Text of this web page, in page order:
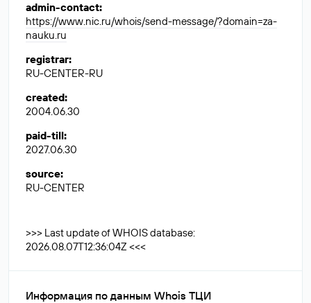
admin-contact:
https://www.nic.ru/whois/send-message/?domain=za-
nauku.ru
registrar:
RU-CENTER-RU
created:
2004.06.30
paid-till:
2027.06.30
source:
RU-CENTER
>>> Last update of WHOIS database:
2026.08.07T12:36:04Z <<<
Информация по данным Whois ТЦИ